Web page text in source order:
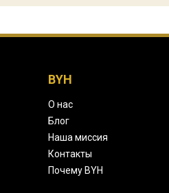
BYH
О нас
Блог
Наша миссия
Контакты
Почему BYH